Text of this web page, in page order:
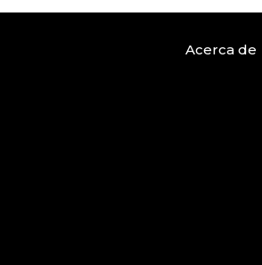
Acerca de